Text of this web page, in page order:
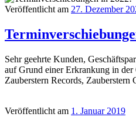
Veröffentlicht am 27. Dezember
Sehr geehrte Kunden,
auf Grund einer Erkrankung in der
Zauberstern Records,
Veröffentlicht am 1. Januar 2019